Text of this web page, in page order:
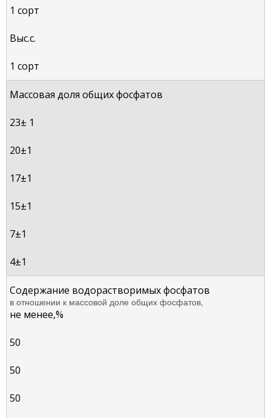
1 сорт
Выс.с.
1 сорт
Массовая доля общих фосфатов
23± 1
20±1
17±1
15±1
7±1
4±1
Содержание водорастворимых фосфатов
в отношении к массовой доле общих фосфатов,
не менее,%
50
50
50